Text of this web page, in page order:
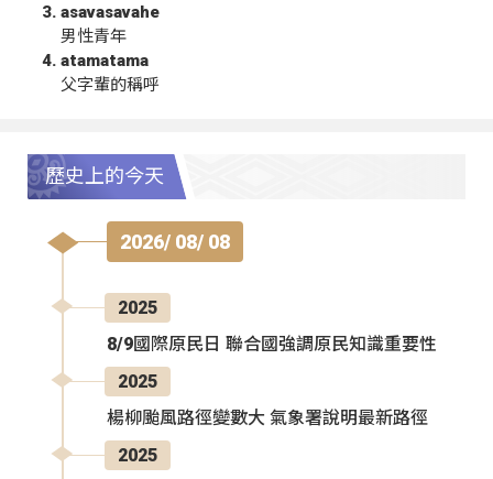
asavasavahe
男性青年
atamatama
父字輩的稱呼
歷史上的今天
2026/ 08/ 08
2025
8/9國際原民日 聯合國強調原民知識重要性
2025
楊柳颱風路徑變數大 氣象署說明最新路徑
2025